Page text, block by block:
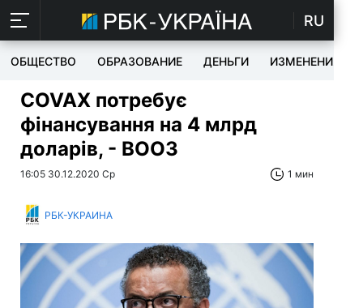
RU
ОБЩЕСТВО ОБРАЗОВАНИЕ ДЕНЬГИ ИЗМЕНЕНИЯ
COVAX потребує
фінансування на 4 млрд
доларів, - ВООЗ
16:05 30.12.2020 Ср 1 мин
РБК-УКРАИНА